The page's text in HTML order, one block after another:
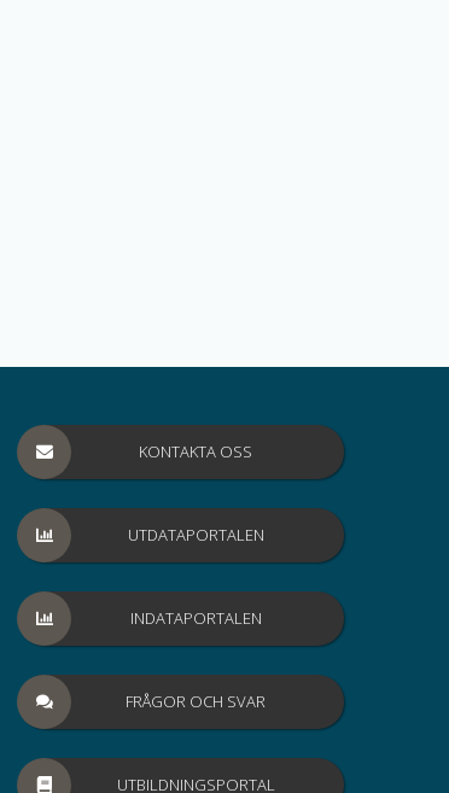
KONTAKTA OSS
UTDATAPORTALEN
INDATAPORTALEN
FRÅGOR OCH SVAR
UTBILDNINGSPORTAL